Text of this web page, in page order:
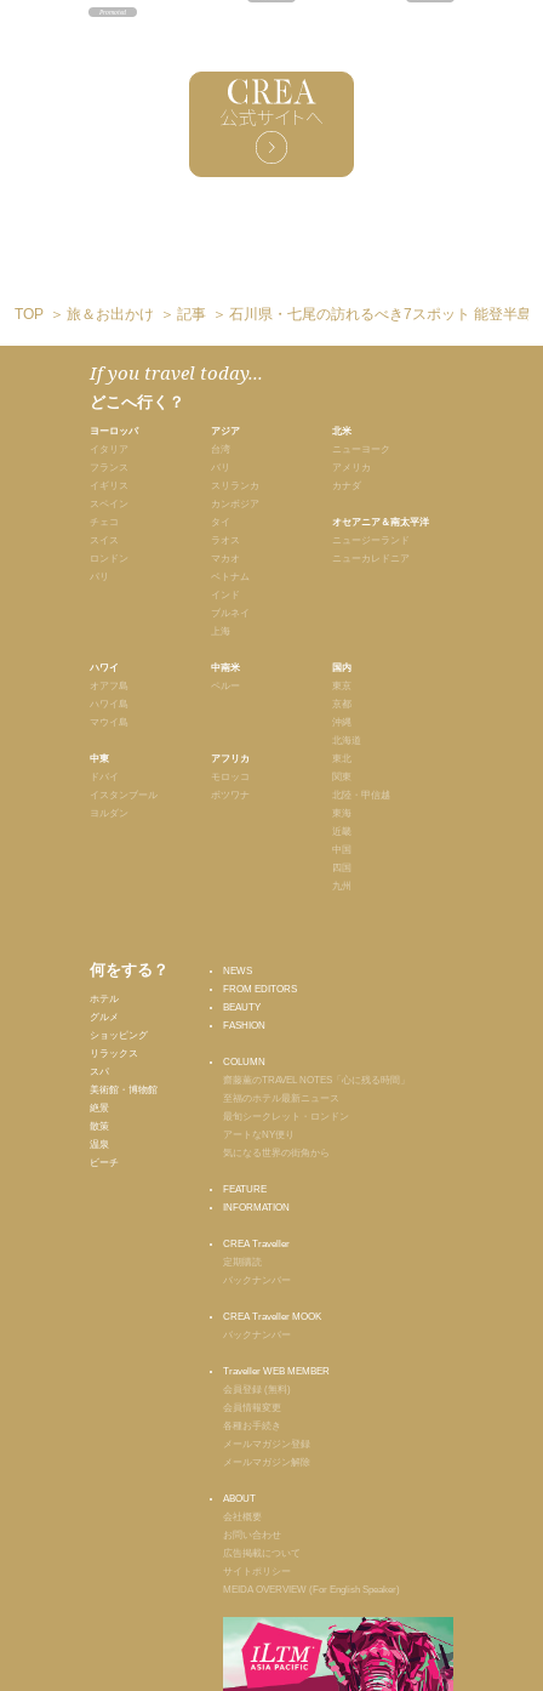
TOP 旅＆お出かけ 記事 石川県・七尾の訪れるべき7スポット 能登半島
If you travel today...
どこへ行く？
ヨーロッパ
イタリア
フランス
イギリス
スペイン
チェコ
スイス
ロンドン
パリ
ハワイ
オアフ島
ハワイ島
マウイ島
中東
ドバイ
イスタンブール
ヨルダン
アジア
台湾
バリ
スリランカ
カンボジア
タイ
ラオス
マカオ
ベトナム
インド
ブルネイ
上海
中南米
ペルー
アフリカ
モロッコ
ボツワナ
北米
ニューヨーク
アメリカ
カナダ
オセアニア＆南太平洋
ニュージーランド
ニューカレドニア
国内
東京
京都
沖縄
北海道
東北
関東
北陸・甲信越
東海
近畿
中国
四国
九州
何をする？
ホテル
グルメ
ショッピング
リラックス
スパ
美術館・博物館
絶景
散策
温泉
ビーチ
NEWS
FROM EDITORS
BEAUTY
FASHION
COLUMN
齋藤薫のTRAVEL NOTES「心に残る時間」
至福のホテル最新ニュース
最旬シークレット・ロンドン
アートなNY便り
気になる世界の街角から
FEATURE
INFORMATION
CREA Traveller
定期購読
バックナンバー
CREA Traveller MOOK
バックナンバー
Traveller WEB MEMBER
会員登録 (無料)
会員情報変更
各種お手続き
メールマガジン登録
メールマガジン解除
ABOUT
会社概要
お問い合わせ
広告掲載について
サイトポリシー
MEIDA OVERVIEW (For English Speaker)